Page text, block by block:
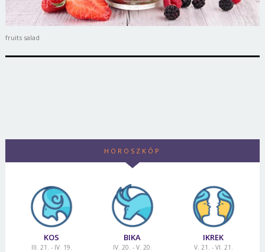
fruits salad
HOROSZKÓP
KOS
III. 21. - IV. 19.
BIKA
IV. 20. - V. 20.
IKREK
V. 21. - VI. 21.